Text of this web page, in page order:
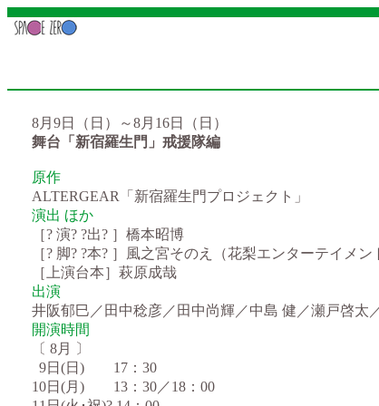
8月9日（日）～8月16日（日）
舞台「新宿羅生門」戒援隊編
原作
ALTERGEAR「新宿羅生門プロジェクト」
演出 ほか
［? 演? ?出? ］橋本昭博
［? 脚? ?本? ］風之宮そのえ（花梨エンターテイメン
［上演台本］萩原成哉
出演
井阪郁巳／田中稔彦／田中尚輝／中島 健／瀬戸啓
開演時間
〔 8月 〕
9日(日) 17：30
10日(月) 13：30／18：00